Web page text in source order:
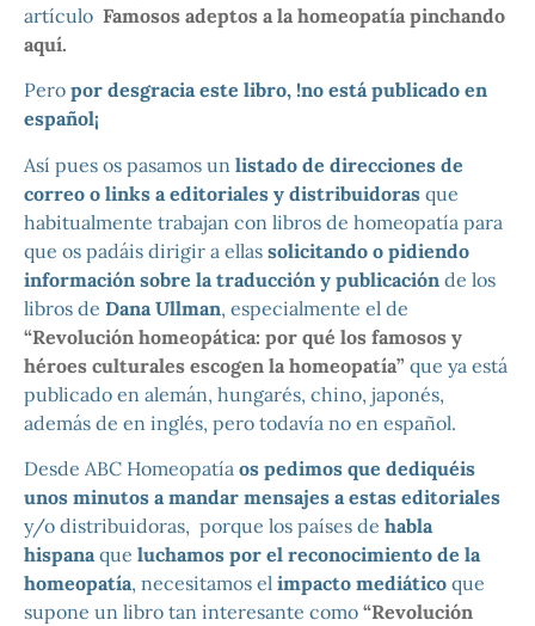
artículo Famosos adeptos a la homeopatía pinchando
aquí.
Pero por desgracia este libro, !no está publicado en
español¡
Así pues os pasamos un listado de direcciones de
correo o links a editoriales y distribuidoras que
habitualmente trabajan con libros de homeopatía para
que os padáis dirigir a ellas solicitando o pidiendo
información sobre la traducción y publicación de los
libros de Dana Ullman, especialmente el de
“Revolución homeopática: por qué los famosos y
héroes culturales escogen la homeopatía” que ya está
publicado en alemán, hungarés, chino, japonés,
además de en inglés, pero todavía no en español.
Desde ABC Homeopatía os pedimos que dediquéis
unos minutos a mandar mensajes a estas editoriales
y/o distribuidoras, porque los países de habla
hispana que luchamos por el reconocimiento de la
homeopatía, necesitamos el impacto mediático que
supone un libro tan interesante como “Revolución